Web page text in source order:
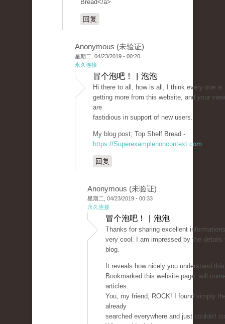
Bread</a>
回复
Anonymous (未验证)
星期二, 04/23/2019 - 00:20
永久连接
冒个泡吧！ | 泡泡
Hi there to all, how is all, I think every one is
getting more from this website, and your
are
fastidious in support of new users.
My blog post; Top Shelf Bread -
https://Superexamplenoncontext.com
回复
Anonymous (未验证)
星期二, 04/23/2019 - 00:33
永久连接
冒个泡吧！ | 泡泡
Thanks for sharing excellent
very cool. I am impressed by the details
blog.
It reveals how nicely you understand
Bookmarked this website page, will
articles.
You, my friend, ROCK! I found simply
already
searched everywhere and just couldn't